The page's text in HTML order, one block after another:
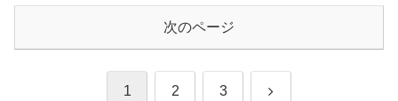
次のページ
1 2 3 次